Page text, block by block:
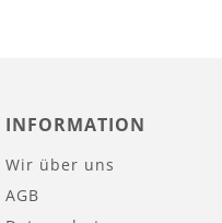
INFORMATION
Wir über uns
AGB